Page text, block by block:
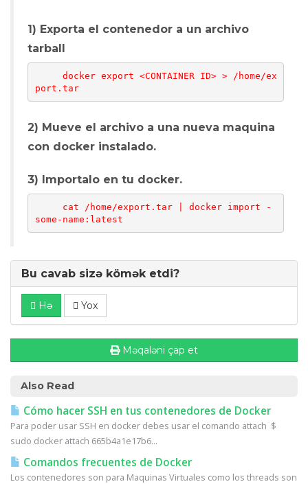
1) Exporta el contenedor a un archivo
tarball
port.tar
2) Mueve el archivo a una nueva maquina
con docker instalado.
3) Importalo en tu docker.
some-name:latest
Bu cavab sizə kömək etdi?
Hə Yox
Məqaləni çap et
Also Read
Cómo hacer SSH en tus contenedores de Docker
Para poder usar SSH en docker debes usar el comando attach $
sudo docker attach 665b4a1e17b6...
Comandos frecuentes de Docker
Los contenedores son para Maquinas Virtuales como los threads son